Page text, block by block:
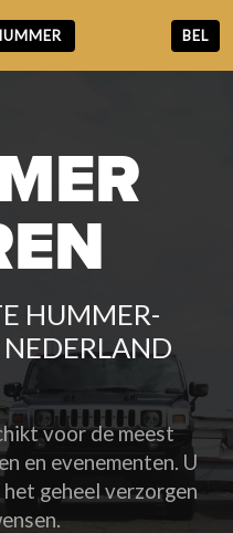
HUMMER-
voor de meest
en evenementen. U
geheel verzorgen